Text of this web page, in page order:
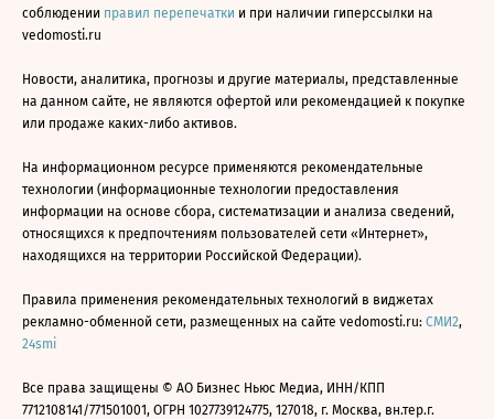
соблюдении правил перепечатки и при наличии гиперссылки на
vedomosti.ru
Новости, аналитика, прогнозы и другие материалы, представленные
на данном сайте, не являются офертой или рекомендацией к покупке
или продаже каких-либо активов.
На информационном ресурсе применяются рекомендательные
технологии (информационные технологии предоставления
информации на основе сбора, систематизации и анализа сведений,
относящихся к предпочтениям пользователей сети «Интернет»,
находящихся на территории Российской Федерации).
Правила применения рекомендательных технологий в виджетах
рекламно-обменной сети, размещенных на сайте vedomosti.ru: СМИ2,
24smi
Все права защищены © АО Бизнес Ньюс Медиа, ИНН/КПП
7712108141/771501001, ОГРН 1027739124775, 127018, г. Москва, вн.тер.г.